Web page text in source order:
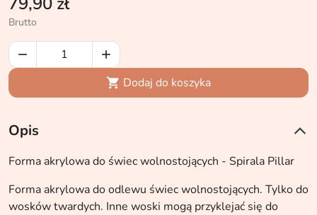
Brutto


 Dodaj do koszyka
Opis
Forma akrylowa do świec wolnostojących - Spirala Pillar
Forma akrylowa do odlewu świec wolnostojących. Tylko do
wosków twardych. Inne woski mogą przyklejać się do